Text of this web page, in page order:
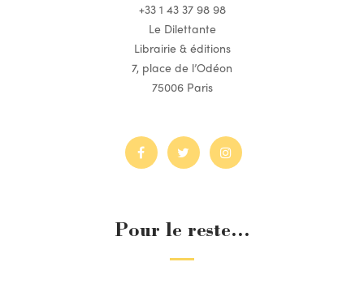
+33 1 43 37 98 98
Le Dilettante
Librairie & éditions
7, place de l’Odéon
75006 Paris
Pour le reste...